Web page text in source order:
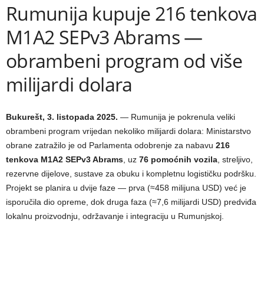
Rumunija kupuje 216 tenkova
M1A2 SEPv3 Abrams —
obrambeni program od više
milijardi dolara
Bukurešt, 3. listopada 2025. — Rumunija je pokrenula veliki
obrambeni program vrijedan nekoliko milijardi dolara: Ministarstvo
obrane zatražilo je od Parlamenta odobrenje za nabavu 216
tenkova M1A2 SEPv3 Abrams , uz 76 pomoćnih vozila , streljivo,
rezervne dijelove, sustave za obuku i kompletnu logističku podršku.
Projekt se planira u dvije faze — prva (≈458 milijuna USD) već je
isporučila dio opreme, dok druga faza (≈7,6 milijardi USD) predviđa
lokalnu proizvodnju, održavanje i integraciju u Rumunjskoj.